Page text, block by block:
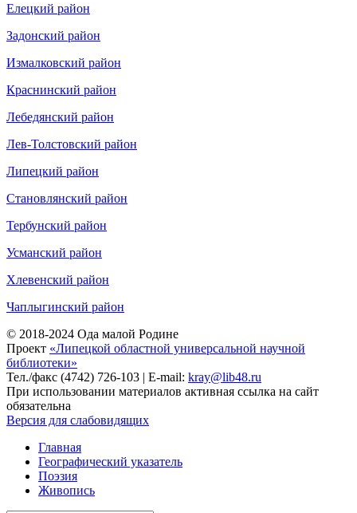
Елецкий район
Задонский район
Измалковский район
Краснинский район
Лебедянский район
Лев-Толстовский район
Липецкий район
Становлянский район
Тербунский район
Усманский район
Хлевенский район
Чаплыгинский район
© 2018-2024 Ода малой Родине
Проект «Липецкой областной универсальной научной
библиотеки»
Тел./факс (4742) 726-103 | E-mail: kray@lib48.ru
При использовании материалов активная ссылка на сайт
обязательна
Версия для слабовидящих
Главная
Географический указатель
Поэзия
Живопись